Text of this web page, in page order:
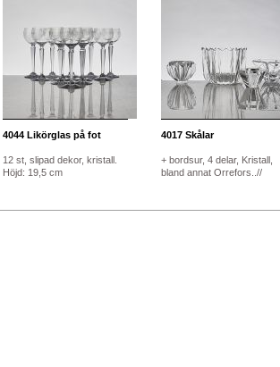
4044Likörglas på fot
12 st, slipad dekor, kristall.
Höjd: 19,5 cm
4017Skålar
+ bordsur, 4 delar, Kristall,
bland annat Orrefors..//